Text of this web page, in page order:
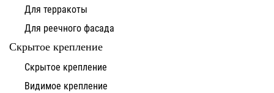
Для терракоты
Для реечного фасада
Скрытое крепление
Скрытое крепление
Видимое крепление